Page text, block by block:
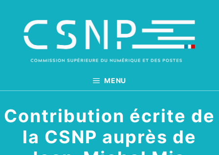
contenu
MENU
Contribution écrite de
la CSNP auprès de